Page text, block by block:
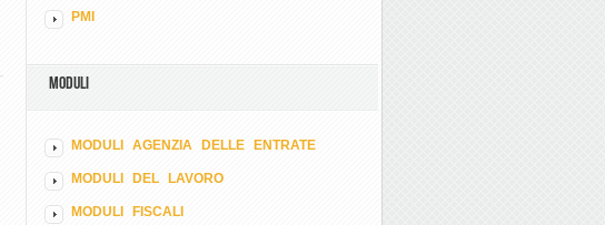
PMI
MODULI
MODULI AGENZIA DELLE ENTRATE
MODULI DEL LAVORO
MODULI FISCALI